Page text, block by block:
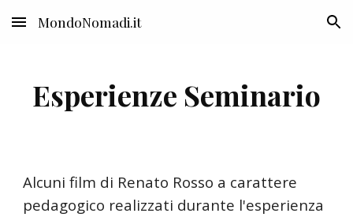
Skip to main content Skip to navigation
MondoNomadi.it
Esperienze Seminario
Alcuni film di Renato Rosso a carattere
pedagogico realizzati durante l'esperienza